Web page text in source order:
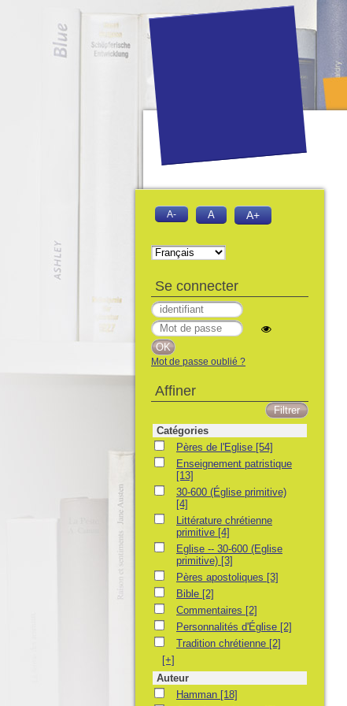
A- A A+
Se connecter
Mot de passe oublié ?
Affiner
Catégories
Pères de l'Eglise
Pères de l'Eglise [54]
Enseignement patristique
Enseignement patristique
[13]
30-600 (Église primitive)
30-600 (Église primitive)
[4]
Littérature chrétienne primitive
Littérature chrétienne
primitive [4]
Eglise -- 30-600 (Eglise primitive)
Eglise -- 30-600 (Eglise
primitive) [3]
Pères apostoliques
Pères apostoliques [3]
Bible Bible [2]
Commentaires
Commentaires [2]
Personnalités d'Église
Personnalités d'Église [2]
Tradition chrétienne
Tradition chrétienne [2]
[+]
Auteur
HammanHamman [18]